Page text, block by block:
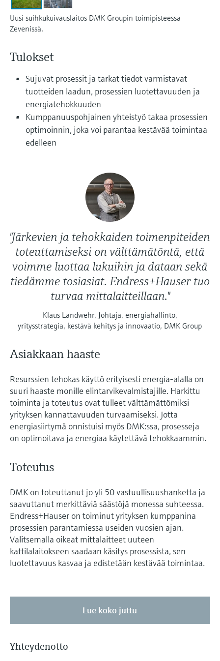
Device Viewer
Löydä tuotekohtaiset tiedot ja
dokumentaatio.
Varaosahaku
tai sarjanumeron perusteella.
Mikroaaltomittaus
päätöksentekoa tukevan prosessin
läpinäkyvyyden ansiosta
Uusi suihkukuivauslaitos DMK Groupin toimipisteessä
Zevenissä.
Tulokset
Sujuvat prosessit ja tarkat tiedot varmistavat
tuotteiden laadun, prosessien luotettavuuden ja
energiatehokkuuden
Kumppanuuspohjainen yhteistyö takaa prosessien
optimoinnin, joka voi parantaa kestävää toimintaa
edelleen
"Järkevien ja tehokkaiden toimenpiteiden
toteuttamiseksi on välttämätöntä, että
voimme luottaa lukuihin ja dataan sekä
tiedämme tosiasiat. Endress+Hauser tuo
turvaa mittalaitteillaan."
Klaus Landwehr, Johtaja, energiahallinto,
yritysstrategia, kestävä kehitys ja innovaatio, DMK Group
Asiakkaan haaste
Resurssien tehokas käyttö erityisesti energia-alalla on
suuri haaste monille elintarvikevalmistajille. Harkittu
toiminta ja toteutus ovat tulleet välttämättömiksi
yrityksen kannattavuuden turvaamiseksi. Jotta
energiasiirtymä onnistuisi myös DMK:ssa, prosesseja
on optimoitava ja energiaa käytettävä tehokkaammin.
Toteutus
DMK on toteuttanut jo yli 50 vastuullisuushanketta ja
saavuttanut merkittäviä säästöjä monessa suhteessa.
Endress+Hauser on toiminut yrityksen kumppanina
prosessien parantamiessa useiden vuosien ajan.
Valitsemalla oikeat mittalaitteet uuteen
kattilalaitokseen saadaan käsitys prosessista, sen
luotettavuus kasvaa ja edistetään kestävää toimintaa.
Lue koko juttu
Yhteydenotto